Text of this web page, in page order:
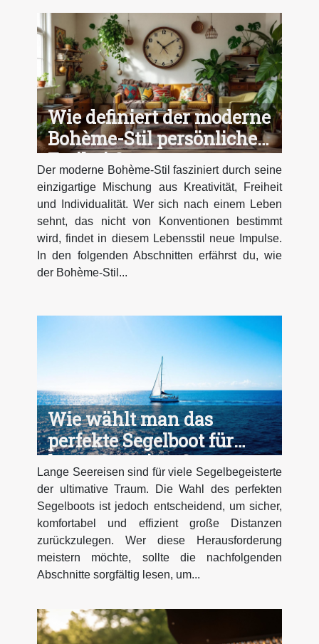
Wie definiert der moderne
Bohème-Stil persönliche
Freiheit?
Der moderne Bohème-Stil fasziniert durch seine
einzigartige Mischung aus Kreativität, Freiheit
und Individualität. Wer sich nach einem Leben
sehnt, das nicht von Konventionen bestimmt
wird, findet in diesem Lebensstil neue Impulse.
In den folgenden Abschnitten erfährst du, wie
der Bohème-Stil...
Wie wählt man das
perfekte Segelboot für
lange Seereisen?
Lange Seereisen sind für viele Segelbegeisterte
der ultimative Traum. Die Wahl des perfekten
Segelboots ist jedoch entscheidend, um sicher,
komfortabel und effizient große Distanzen
zurückzulegen. Wer diese Herausforderung
meistern möchte, sollte die nachfolgenden
Abschnitte sorgfältig lesen, um...